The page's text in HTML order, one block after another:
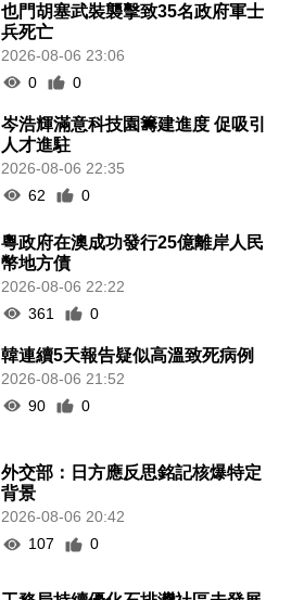
也門胡塞武裝襲擊致35名政府軍士
兵死亡
2026-08-06 23:06
0
0
岑浩輝滿意科技園籌建進度 促吸引
人才進駐
2026-08-06 22:35
62
0
粵政府在澳成功發行25億離岸人民
幣地方債
2026-08-06 22:22
361
0
韓連續5天報告疑似高溫致死病例
2026-08-06 21:52
90
0
外交部：日方應反思銘記核爆特定
背景
2026-08-06 20:42
107
0